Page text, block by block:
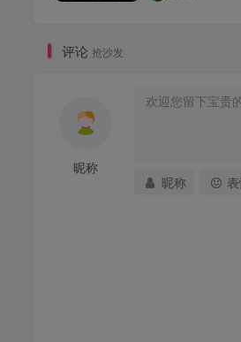
评论 抢沙发
昵称
昵称